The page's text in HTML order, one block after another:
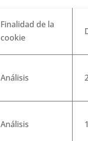
Finalidad de la
cookie
Análisis
Análisis